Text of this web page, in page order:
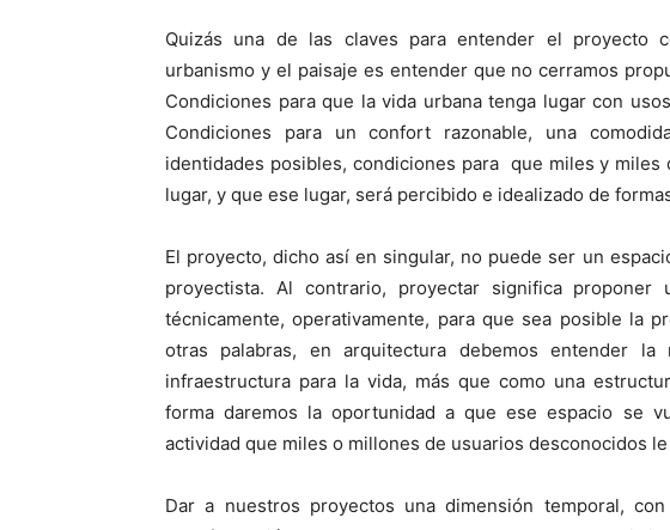
Quizás una de las claves para entender el proyecto
urbanismo y el paisaje es entender que no cerramos
Condiciones para que la vida urbana tenga lugar con
Condiciones para un confort razonable, una
identidades posibles, condiciones para que miles y
lugar, y que ese lugar, será percibido e idealizado de
El proyecto, dicho así en singular, no puede ser un
proyectista. Al contrario, proyectar significa proponer
técnicamente, operativamente, para que sea posible la
otras palabras, en arquitectura debemos entender
infraestructura para la vida, más que como una
forma daremos la oportunidad a que ese espacio se
actividad que miles o millones de usuarios desconocidos le
Dar a nuestros proyectos una dimensión temporal,